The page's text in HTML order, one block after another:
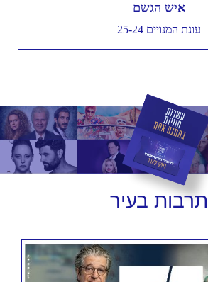
איש הגשם
עונת המנויים 25-24
תרבות בעיר